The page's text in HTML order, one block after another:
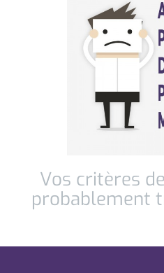
Vos critères
probablement